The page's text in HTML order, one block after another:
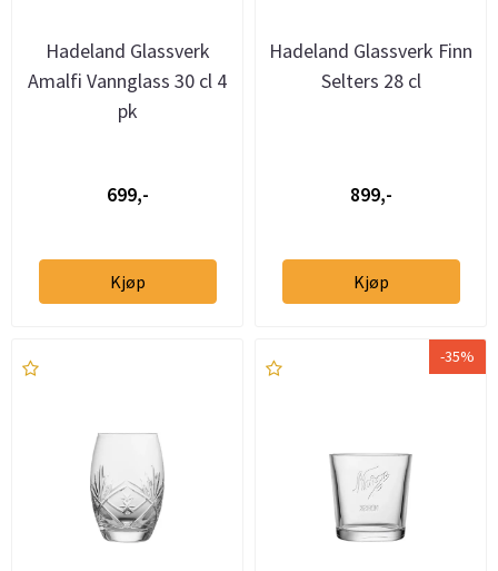
Hadeland Glassverk
Amalfi Vannglass 30 cl 4
pk
699,-
Kjøp
Hadeland Glassverk Finn
Selters 28 cl
899,-
Kjøp
-35%